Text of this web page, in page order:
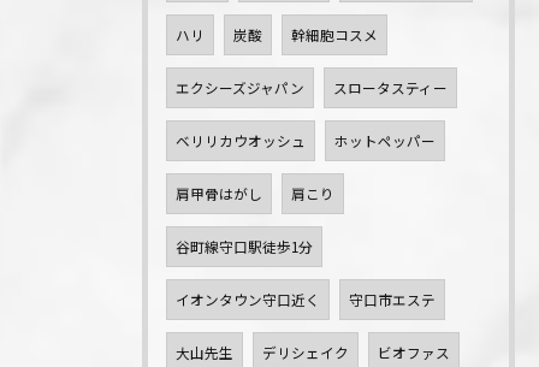
ハリ 炭酸 幹細胞コスメ
エクシーズジャパン スロータスティー
ベリリカウオッシュ ホットペッパー
肩甲骨はがし 肩こり
谷町線守口駅徒歩1分
イオンタウン守口近く 守口市エステ
大山先生 デリシェイク ビオファス